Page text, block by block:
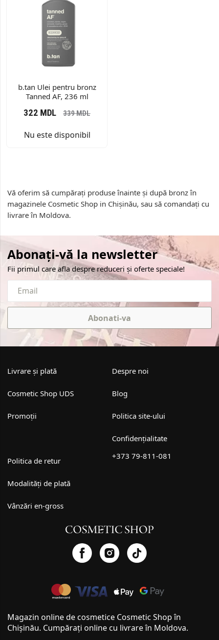
b.tan Ulei pentru bronz
Tanned AF, 236 ml
322 MDL 339MDL
Nu este disponibil
Vă oferim să cumpărați produse înainte și după bronz în
magazinele Cosmetic Shop in Chișinău, sau să comandați cu
livrare în Moldova.
Abonați-vă la newsletter
Fii primul care afla despre reduceri și oferte speciale!
Abonati-va
Livrare și plată
Cosmetic Shop UDS
Promoții
Despre noi
Blog
Politica site-ului
Confidențialitate
Politica de retur
Modalități de plată
Vânzări en-gross
+373 79-811-081
Magazin online de cosmetice Cosmetic Shop în
Chișinău. Cumpărați online cu livrare în Moldova.